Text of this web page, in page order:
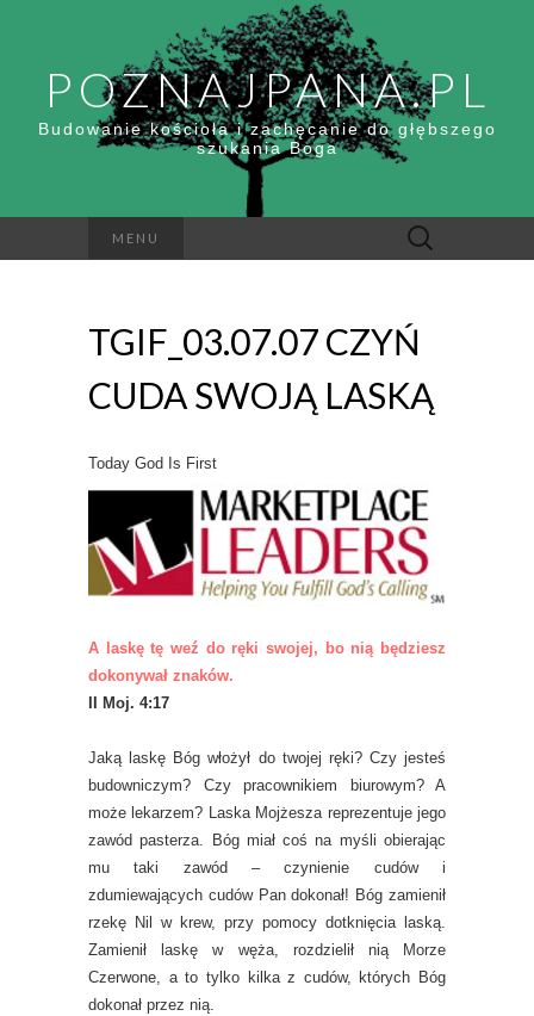
POZNAJPANA.PL
Budowanie kościoła i zachęcanie do głębszego
szukania Boga
MENU Szukaj:
TGIF_03.07.07 CZYŃ
CUDA SWOJĄ LASKĄ
Today God Is First
A laskę tę weź do ręki swojej, bo nią będziesz
dokonywał znaków.
II Moj. 4:17
Jaką laskę Bóg włożył do twojej ręki? Czy jesteś
budowniczym? Czy pracownikiem biurowym? A
może lekarzem? Laska Mojżesza reprezentuje jego
zawód pasterza. Bóg miał coś na myśli obierając
mu taki zawód – czynienie cudów i
zdumiewających cudów Pan dokonał! Bóg zamienił
rzekę Nil w krew, przy pomocy dotknięcia laską.
Zamienił laskę w węża, rozdzielił nią Morze
Czerwone, a to tylko kilka z cudów, których Bóg
dokonał przez nią.